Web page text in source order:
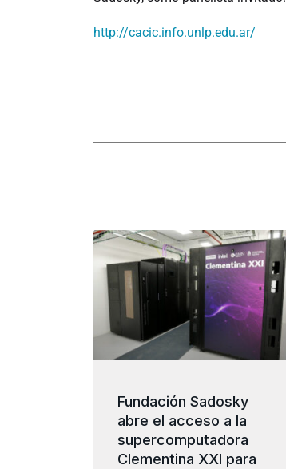
http://cacic.info.unlp.edu.ar/
Fundación Sadosky
abre el acceso a la
supercomputadora
Clementina XXI para